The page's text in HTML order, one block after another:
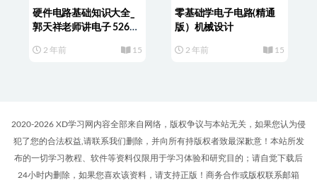
硬件电路基础知识大全_
郭天祥老师讲电子 526集
2 年前 15
零基础学电子电路(精通
版）机械设计
2 年前 15
2020-2026 XD学习网内容全部来自网络，版权争议与本站无关，如果您认为侵
犯了您的合法权益,请联系我们删除，并向所有持版权者致最深歉意！本站所发
布的一切学习教程、软件等资料仅限用于学习体验和研究目的；请自觉下载后
24小时内删除，如果您喜欢该资料，请支持正版！商务合作或版权联系邮箱